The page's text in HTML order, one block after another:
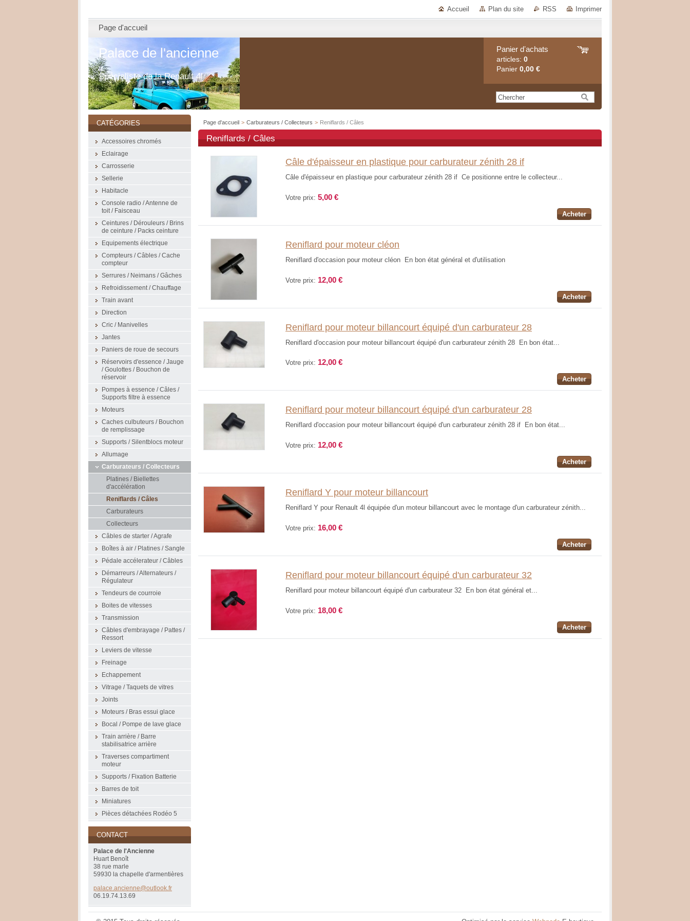
Accueil Plan du site RSS Imprimer
Page d'accueil
Palace de l'ancienne
Spécialiste de la Renault 4l
Panier dʼachats
articles: 0
Panier 0,00 €
Page d'accueil > Carburateurs / Collecteurs > Reniflards / Câles
Reniflards / Câles
Câle d'épaisseur en plastique pour carburateur zénith 28 if
Câle d'épaisseur en plastique pour carburateur zénith 28 if Ce positionne entre le collecteur...
Votre prix: 5,00 €
Acheter
Reniflard pour moteur cléon
Reniflard d'occasion pour moteur cléon En bon état général et d'utilisation
Votre prix: 12,00 €
Acheter
Reniflard pour moteur billancourt équipé d'un carburateur 28
Reniflard d'occasion pour moteur billancourt équipé d'un carburateur zénith 28 En bon état...
Votre prix: 12,00 €
Acheter
Reniflard pour moteur billancourt équipé d'un carburateur 28
Reniflard d'occasion pour moteur billancourt équipé d'un carburateur zénith 28 if En bon état...
Votre prix: 12,00 €
Acheter
Reniflard Y pour moteur billancourt
Reniflard Y pour Renault 4l équipée d'un moteur billancourt avec le montage d'un carburateur zénith...
Votre prix: 16,00 €
Acheter
Reniflard pour moteur billancourt équipé d'un carburateur 32
Reniflard pour moteur billancourt équipé d'un carburateur 32 En bon état général et...
Votre prix: 18,00 €
Acheter
CATÉGORIES
Accessoires chromés
Eclairage
Carrosserie
Sellerie
Habitacle
Console radio / Antenne de
toit / Faisceau
Ceintures / Dérouleurs / Brins
de ceinture / Packs ceinture
Equipements électrique
Compteurs / Câbles / Cache
compteur
Serrures / Neimans / Gâches
Refroidissement / Chauffage
Train avant
Direction
Cric / Manivelles
Jantes
Paniers de roue de secours
Réservoirs d'essence / Jauge
/ Goulottes / Bouchon de
réservoir
Pompes à essence / Câles /
Supports filtre à essence
Moteurs
Caches culbuteurs / Bouchon
de remplissage
Supports / Silentblocs moteur
Allumage
Carburateurs / Collecteurs
Platines / Biellettes
d'accélération
Reniflards / Câles
Carburateurs
Collecteurs
Câbles de starter / Agrafe
Boîtes à air / Platines / Sangle
Pédale accélerateur / Câbles
Démarreurs / Alternateurs /
Régulateur
Tendeurs de courroie
Boites de vitesses
Transmission
Câbles d'embrayage / Pattes /
Ressort
Leviers de vitesse
Freinage
Echappement
Vitrage / Taquets de vitres
Joints
Moteurs / Bras essui glace
Bocal / Pompe de lave glace
Train arrière / Barre
stabilisatrice arrière
Traverses compartiment
moteur
Supports / Fixation Batterie
Barres de toit
Miniatures
Pièces détachées Rodéo 5
CONTACT
Palace de l'Ancienne
Huart Benoît
38 rue marle
59930 la chapelle d'armentières
palace.ancienne@outlook. fr
06.19.74.13.69